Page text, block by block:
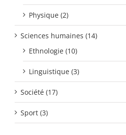
Physique (2)
Sciences humaines (14)
Ethnologie (10)
Linguistique (3)
Société (17)
Sport (3)